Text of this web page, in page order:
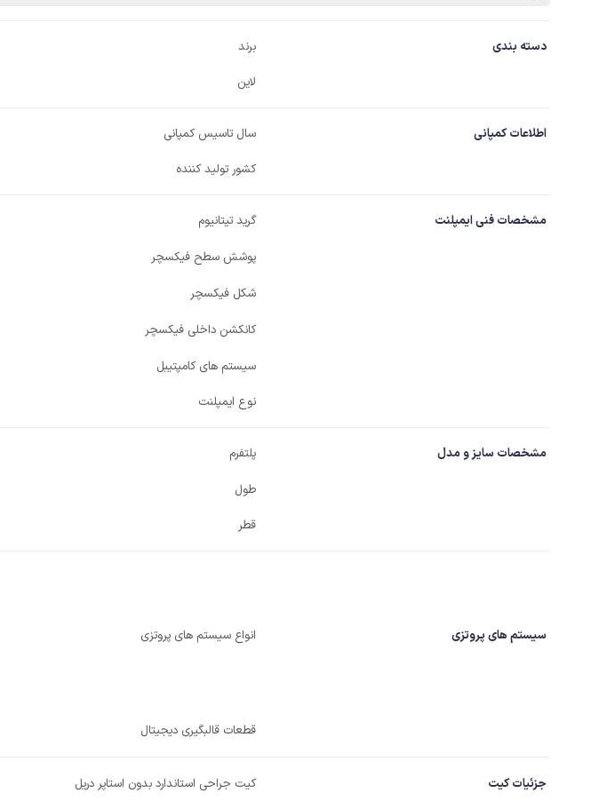
دسته بندی برند
لاین
اطلاعات کمپانی سال تاسیس کمپانی
کشور تولید کننده
مشخصات فنی ایمپلنت گرید تیتانیوم
پوشش سطح فیکسچر
شکل فیکسچر
کانکشن داخلی فیکسچر
سیستم های کامپتیبل
نوع ایمپلنت
مشخصات سایز و مدل پلتفرم
طول
قطر
سیستم های پروتزی انواع سیستم های پروتزی
قطعات قالبگیری دیجیتال
جزئیات کیت کیت جراحی استاندارد بدون استاپر دریل